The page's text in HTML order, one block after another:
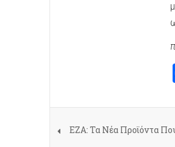
ΕΖΑ: Τα Νέα Προϊόντα